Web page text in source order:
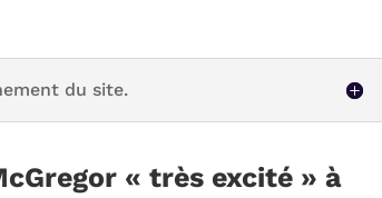
du site.
« très excité » à